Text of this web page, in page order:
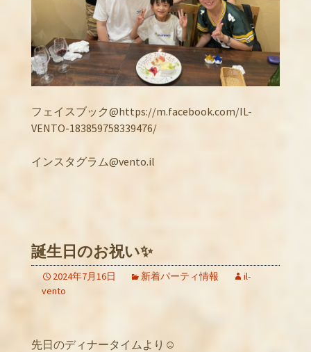
フェイスブック@https://m.facebook.com/IL-
VENTO-183859758339476/
インスタグラム@vento.il
誕生日のお祝い✨
2024年7月16日 新着パーティ情報
il-
vento
先日のディナータイムより☺️